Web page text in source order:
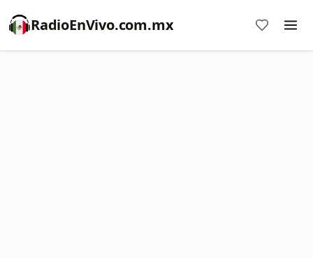
RadioEnVivo.com.mx